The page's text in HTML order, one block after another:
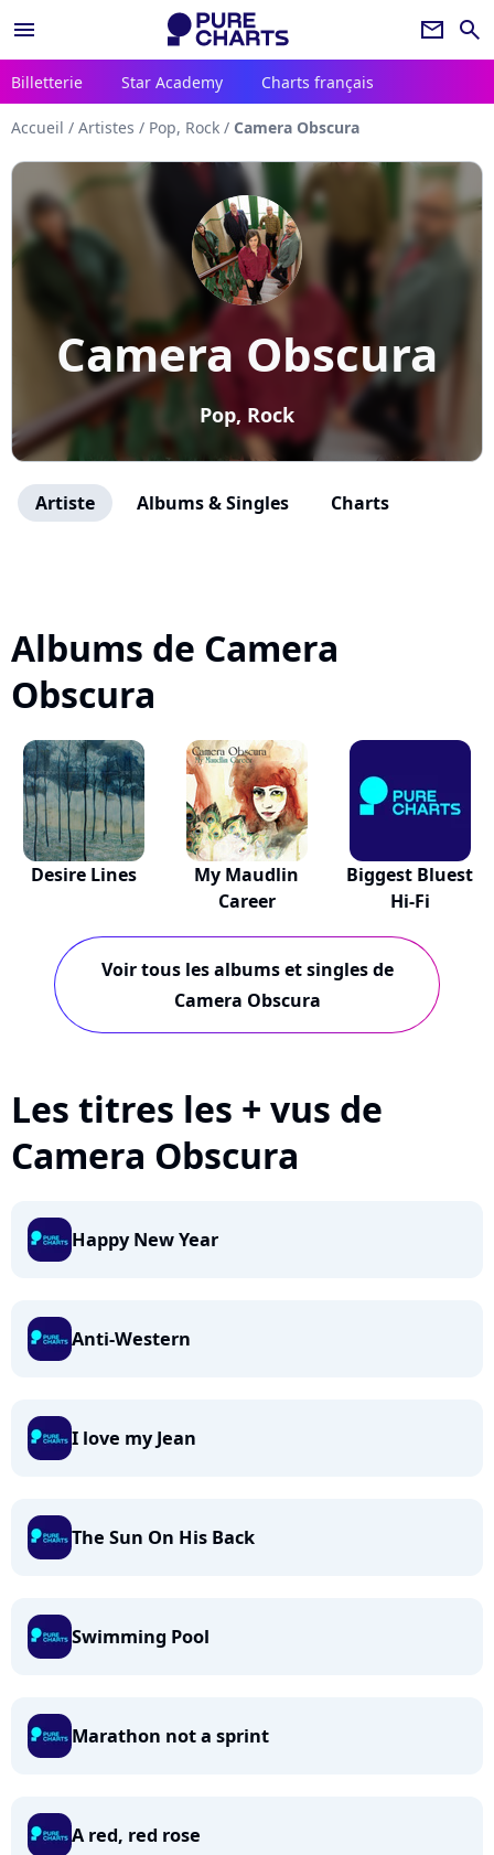
menu newsletter search
Billetterie Star Academy Charts français
Accueil / Artistes / Pop, Rock / Camera Obscura
Camera Obscura
Pop, Rock
Artiste Albums & Singles Charts
Albums de Camera
Obscura
Desire Lines
My Maudlin
Career
Biggest Bluest
Hi-Fi
Voir tous les albums et singles de
Camera Obscura
Les titres les + vus de
Camera Obscura
Happy New Year
Anti-Western
I love my Jean
The Sun On His Back
Swimming Pool
Marathon not a sprint
A red, red rose